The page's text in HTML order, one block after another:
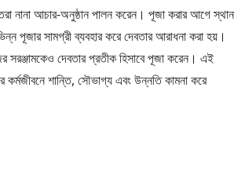
নানা আচার-অনুষ্ঠান পালন করেন। পূজা করার আগে স্থান
পূজার সামগ্রী ব্যবহার করে দেবতার আরাধনা করা হয়।
সরঞ্জামকেও দেবতার প্রতীক হিসাবে পূজা করেন। এই
কর্মজীবনে শান্তি, সৌভাগ্য এবং উন্নতি কামনা করে